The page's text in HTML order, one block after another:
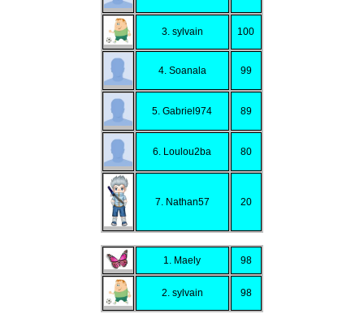
3. sylvain 100
4. Soanala 99
5. Gabriel974 89
6. Loulou2ba 80
7. Nathan57 20
1. Maely 98
2. sylvain 98